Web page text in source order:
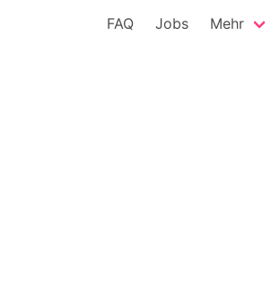
FAQ Jobs Mehr